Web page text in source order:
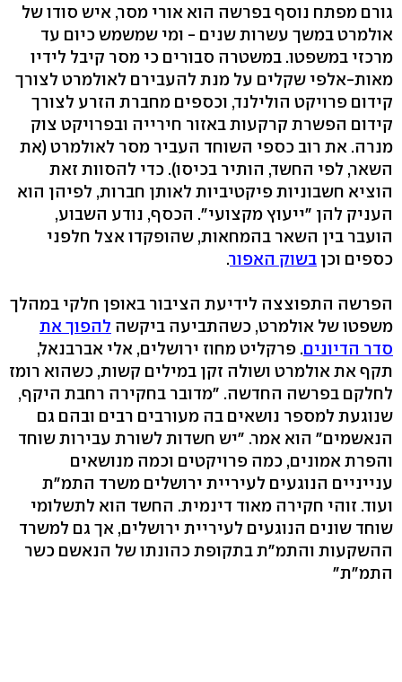
גורם מפתח נוסף בפרשה הוא אורי מסר, איש סודו של
אולמרט במשך עשרות שנים - ומי שמשמש כיום עד
מרכזי במשפטו. במשטרה סבורים כי מסר קיבל לידיו
מאות-אלפי שקלים על מנת להעבירם לאולמרט לצורך
קידום פרויקט הולילנד, וכספים מחברת הזרע לצורך
קידום הפשרת קרקעות באזור חירייה ובפרויקט צוק
מנרה. את רוב כספי השוחד העביר מסר לאולמרט (את
השאר, לפי החשד, הותיר בכיסו). כדי להסוות זאת
הוציא חשבוניות פיקטיביות לאותן חברות, לפיהן הוא
העניק להן "ייעוץ מקצועי". הכסף, נודע השבוע,
הועבר בין השאר בהמחאות, שהופקדו אצל חלפני
כספים וכן בשוק האפור.
הפרשה התפוצצה לידיעת הציבור באופן חלקי במהלך
משפטו של אולמרט, כשהתביעה ביקשה להפוך את
סדר הדיונים. פרקליט מחוז ירושלים, אלי אברבנאל,
תקף את אולמרט ושולה זקן במילים קשות, כשהוא רומז
לחלקם בפרשה החדשה. "מדובר בחקירה רחבת היקף,
שנוגעת למספר נושאים בה מעורבים רבים ובהם גם
הנאשמים" הוא אמר. "יש חשדות לשורת עבירות שוחד
והפרת אמונים, כמה פרויקטים וכמה מנושאים
ענייניים הנוגעים לעיריית ירושלים משרד התמ"ת
ועוד. זוהי חקירה מאוד דינמית. החשד הוא לתשלומי
שוחד שונים הנוגעים לעיריית ירושלים, אך גם למשרד
ההשקעות והתמ"ת בתקופת כהונתו של הנאשם כשר
התמ"ת"